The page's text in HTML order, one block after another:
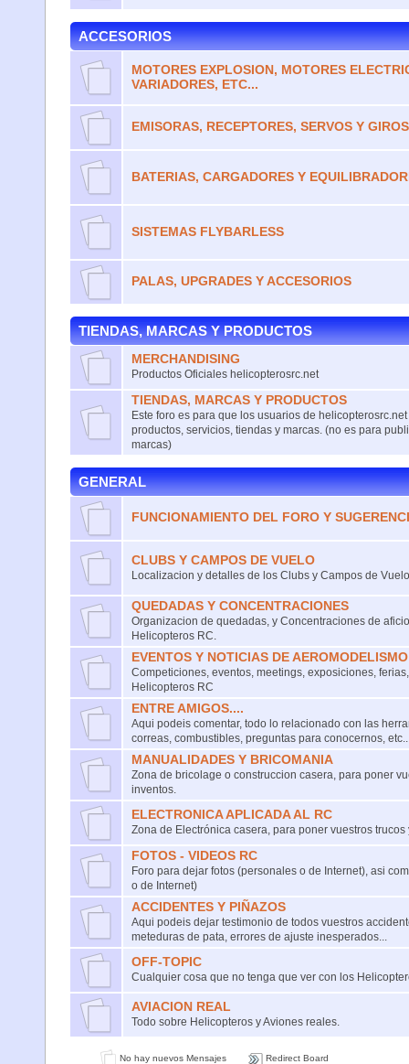
ACCESORIOS
MOTORES EXPLOSION, MOTORES
VARIADORES, ETC...
EMISORAS, RECEPTORES, SERVOS Y
BATERIAS, CARGADORES Y
SISTEMAS FLYBARLESS
PALAS, UPGRADES Y ACCESORIOS
TIENDAS, MARCAS Y PRODUCTOS
MERCHANDISING
Productos Oficiales helicopterosrc.net
TIENDAS, MARCAS Y PRODUCTOS
Este foro es para que los usuarios de
productos, servicios, tiendas y marcas. (no es para
marcas)
GENERAL
FUNCIONAMIENTO DEL FORO Y
CLUBS Y CAMPOS DE VUELO
Localizacion y detalles de los Clubs y Campos de
QUEDADAS Y CONCENTRACIONES
Organizacion de quedadas, y Concentraciones de
Helicopteros RC.
EVENTOS Y NOTICIAS DE
Competiciones, eventos, meetings, exposiciones,
Helicopteros RC
ENTRE AMIGOS....
Aqui podeis comentar, todo lo relacionado con las
correas, combustibles, preguntas para conocernos,
MANUALIDADES Y BRICOMANIA
Zona de bricolage o construccion casera, para poner
inventos.
ELECTRONICA APLICADA AL RC
Zona de Electrónica casera, para poner vuestros trucos
FOTOS - VIDEOS RC
Foro para dejar fotos (personales o de Internet), asi
o de Internet)
ACCIDENTES Y PIÑAZOS
Aqui podeis dejar testimonio de todos vuestros
meteduras de pata, errores de ajuste inesperados...
OFF-TOPIC
Cualquier cosa que no tenga que ver con los
AVIACION REAL
Todo sobre Helicopteros y Aviones reales.
No hay nuevos Mensajes Redirect Board